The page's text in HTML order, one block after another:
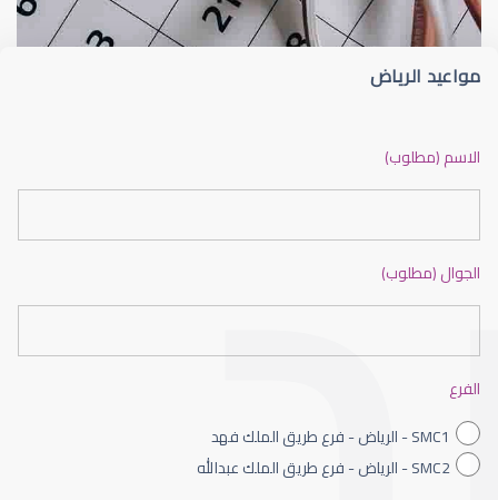
العمليات التجميلية للعين
مواعيد الرياض
الاسم (مطلوب)
الجوال (مطلوب)
الفرع
SMC1 - الرياض - فرع طريق الملك فهد
SMC2 - الرياض - فرع طريق الملك عبدالله